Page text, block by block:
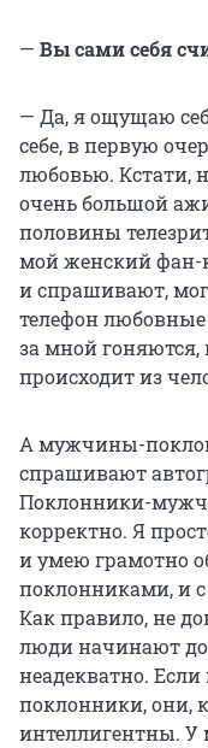
— Вы сами себя
— Да, я ощущаю
себе, в первую
любовью. Кстати,
очень большой
половины
мой женский фан-
и спрашивают,
телефон
за мной
происходит из
А мужчины-
спрашивают
Поклонники-
корректно. Я
и умею грамотно
поклонниками, и
Как правило, не
люди начинают
неадекватно.
поклонники, они,
интеллигентны. У